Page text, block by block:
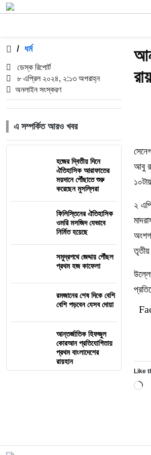
/ ধর্ম
ডেস্ক রিপোর্ট
৮ এপ্রিল ২০২৪, ২:১৩ অপরাহ্ন
অনলাইন সংস্করণ
এ সম্পর্কিত আরও খবর
হজের দ্বিতীয় দিনে
ঐতিহাসিক আরাফাতের
ময়দানে পৌঁছাতে শুরু
করেছেন মুসল্লিরা
ফিলিস্তিনের ঐতিহাসিক
ওমরি মসজিদ যেভাবে
নির্মিত হয়েছে
সমুদ্রপথে জেদ্দায় পৌঁছল
প্রথম হজ কাফেলা
রমজানের শেষ দিকে বেশি
বেশি পড়বেন যেসব দোয়া
আন্তর্জাতিক হিফজুল
কোরআন প্রতিযোগিতায়
প্রথম বাংলাদেশের
রায়হান
আবু
২
তৃতীয়
Like